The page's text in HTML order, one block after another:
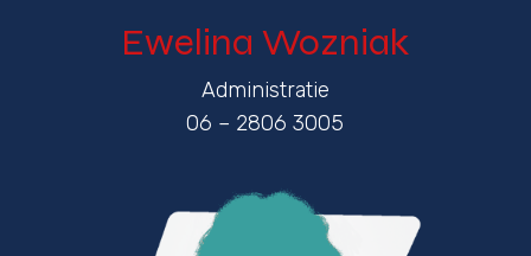
Ewelina Wozniak
Administratie
06 – 2806 3005